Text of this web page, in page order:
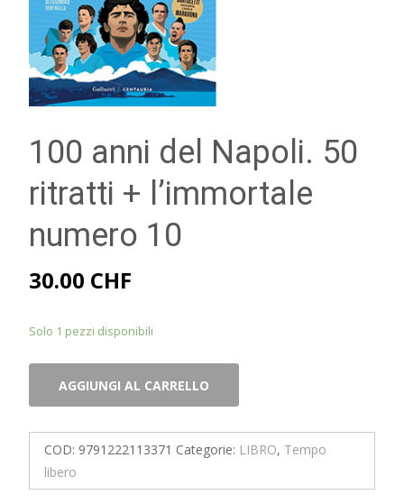
100 anni del Napoli. 50
ritratti + l’immortale
numero 10
30.00 CHF
Solo 1 pezzi disponibili
Napoli.
ritratti
AGGIUNGI AL CARRELLO
COD: 9791222113371 Categorie: LIBRO, Tempo
libero